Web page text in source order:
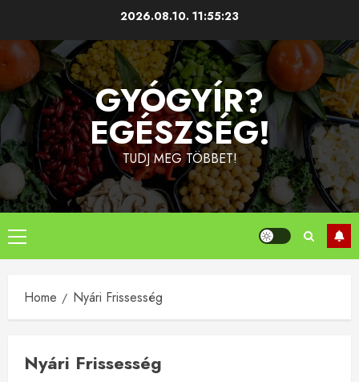
content
2026.08.10. 11:55:23
GYÓGYÍR?
EGÉSZSÉG!
TUDJ MEG TÖBBET!
Primary
Menu
Home Nyári Frissesség
Nyári Frissesség